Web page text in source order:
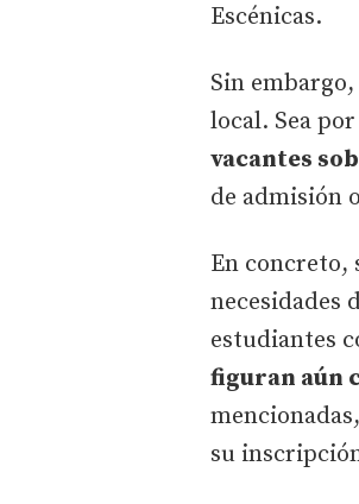
Escénicas.
Sin
local. Sea
vacantes
de admisión
En concreto,
necesidades
estudiantes
figuran aún
su